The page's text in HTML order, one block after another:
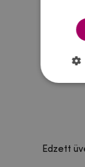
Edzett